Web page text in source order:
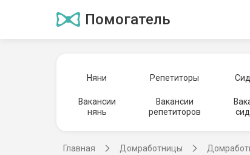
Помогатель
Няни Репетиторы
Вакансии
нянь
Вакансии
репетиторов
Главная Домработницы